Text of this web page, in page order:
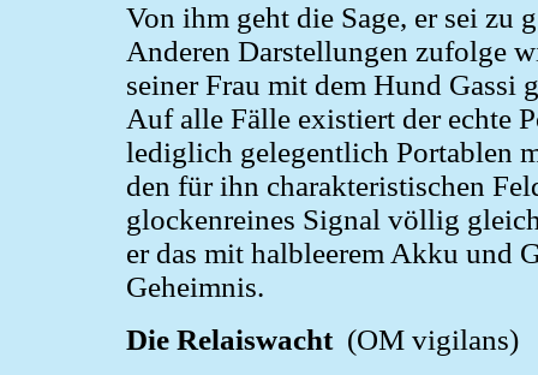
Von ihm geht die Sage, er sei zu
Anderen Darstellungen zufolge
seiner Frau mit dem Hund Gassi
Auf alle Fälle existiert der echte
lediglich gelegentlich Portablen
den für ihn charakteristischen
glockenreines Signal völlig
er das mit halbleerem Akku und
Geheimnis.
Die Relaiswacht(OM vigilans)